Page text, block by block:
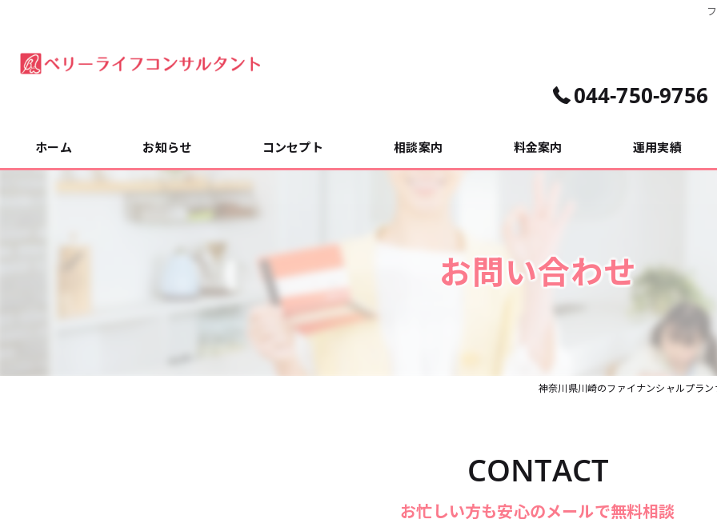
044-750-9756
ホーム お知らせ コンセプト 相談案内 料金案内 運用実績
お問い合わせ
神奈川県川崎のファイナンシャルプラ
お忙しい方も安心のメールで無料相談
CONTACT